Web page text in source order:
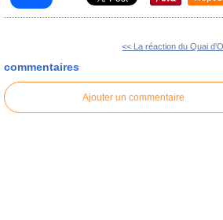
<< La réaction du Quai
commentaires
Ajouter un commentaire